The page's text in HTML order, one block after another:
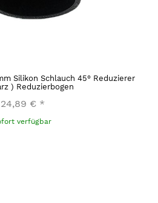
Silikon Schlauch 45° Reduzierer
) Reduzierbogen
24,89 € *
verfügbar